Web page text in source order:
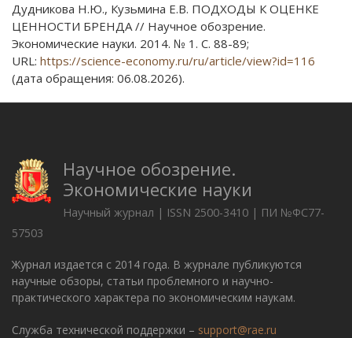
Дудникова Н.Ю., Кузьмина Е.В. ПОДХОДЫ К ОЦЕНКЕ
ЦЕННОСТИ БРЕНДА // Научное обозрение.
Экономические науки. 2014. № 1. С. 88-89;
URL: https://science-economy.ru/ru/article/view?id=116
(дата обращения: 06.08.2026).
Научное обозрение.
Экономические науки
Научный журнал | ISSN 2500-3410 | ПИ №ФС77-
57503
Журнал издается с 2014 года. В журнале публикуются
научные обзоры, статьи проблемного и научно-
практического характера по экономическим наукам.
Служба технической поддержки – support@rae.ru